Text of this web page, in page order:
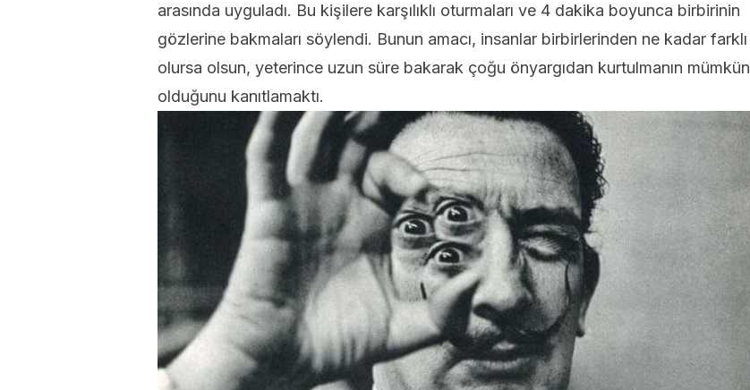
arasında uyguladı. Bu kişilere karşılıklı oturmaları ve 4 dakika boyunca birbirinin
gözlerine bakmaları söylendi. Bunun amacı, insanlar birbirlerinden ne kadar farklı
olursa olsun, yeterince uzun süre bakarak çoğu önyargıdan kurtulmanın mümkün
olduğunu kanıtlamaktı.